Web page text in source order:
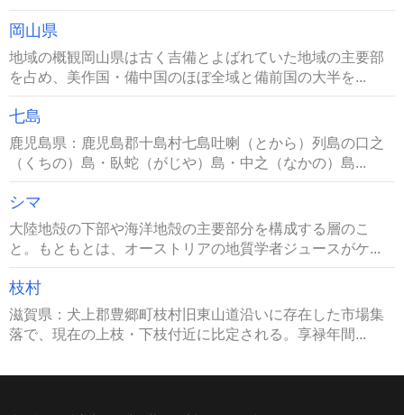
岡山県
地域の概観岡山県は古く吉備とよばれていた地域の主要部
を占め、美作国・備中国のほぼ全域と備前国の大半を...
七島
鹿児島県：鹿児島郡十島村七島吐喇（とから）列島の口之
（くちの）島・臥蛇（がじや）島・中之（なかの）島...
シマ
大陸地殻の下部や海洋地殻の主要部分を構成する層のこ
と。もともとは、オーストリアの地質学者ジュースがケ...
枝村
滋賀県：犬上郡豊郷町枝村旧東山道沿いに存在した市場集
落で、現在の上枝・下枝付近に比定される。享禄年間...